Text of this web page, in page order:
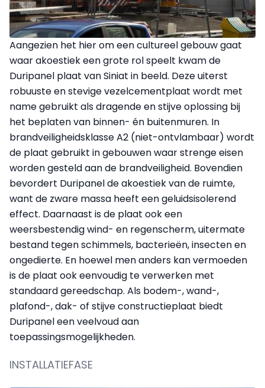
Aangezien het hier om een cultureel gebouw gaat
waar akoestiek een grote rol speelt kwam de
Duripanel plaat van Siniat in beeld. Deze uiterst
robuuste en stevige vezelcementplaat wordt met
name gebruikt als dragende en stijve oplossing bij
het beplaten van binnen- én buitenmuren. In
brandveiligheidsklasse A2 (niet-ontvlambaar) wordt
de plaat gebruikt in gebouwen waar strenge eisen
worden gesteld aan de brandveiligheid. Bovendien
bevordert Duripanel de akoestiek van de ruimte,
want de zware massa heeft een geluidsisolerend
effect. Daarnaast is de plaat ook een
weersbestendig wind- en regenscherm, uitermate
bestand tegen schimmels, bacterieën, insecten en
ongedierte. En hoewel men anders kan vermoeden
is de plaat ook eenvoudig te verwerken met
standaard gereedschap. Als bodem-, wand-,
plafond-, dak- of stijve constructieplaat biedt
Duripanel een veelvoud aan
toepassingsmogelijkheden.
INSTALLATIEFASE